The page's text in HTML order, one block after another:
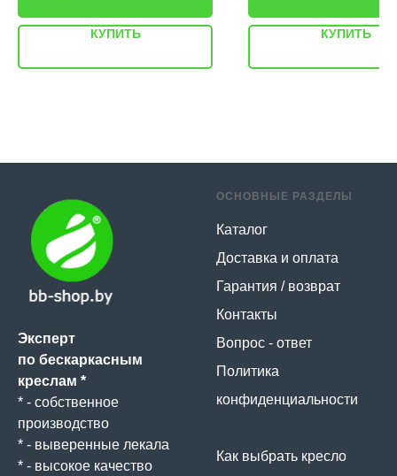
КУПИТЬ КУПИТЬ
Эксперт
по бескаркасным
креслам *
* - собственное
производство
* - выверенные лекала
* - высокое качество
ОСНОВНЫЕ РАЗДЕЛЫ
Каталог
Доставка и оплата
Гарантия / возврат
Контакты
Вопрос - ответ
Политика
конфиденциальности
Как выбрать кресло